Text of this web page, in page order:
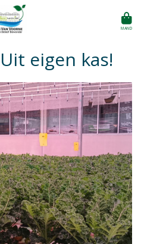
MAND
eigen kas!